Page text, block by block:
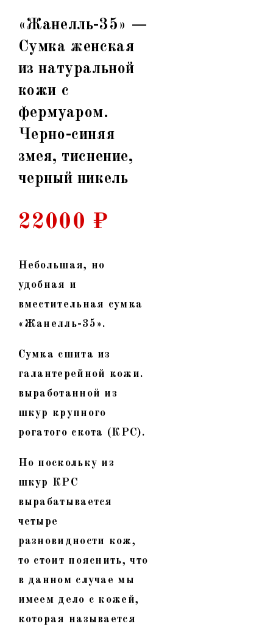
«Жанелль-35» —
Сумка женская
из натуральной
кожи с
фермуаром.
Черно-синяя
змея, тиснение,
черный никель
22000 ₽
Небольшая, но
удобная и
вместительная сумка
«Жанелль-35».
Сумка сшита из
галантерейной кожи.
выработанной из
шкур крупного
рогатого скота (КРС).
Но поскольку из
шкур КРС
вырабатывается
четыре
разновидности кож,
то стоит пояснить, что
в данном случае мы
имеем дело с кожей,
которая называется